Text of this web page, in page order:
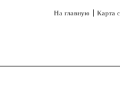
На главную Карта